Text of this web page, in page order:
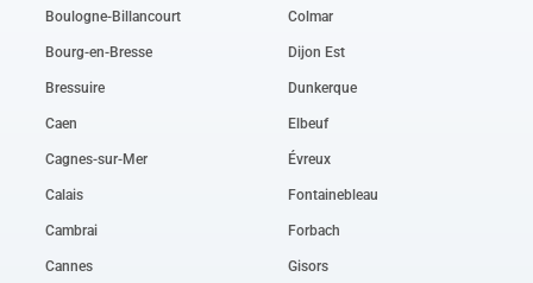
Boulogne-Billancourt
Bourg-en-Bresse
Bressuire
Caen
Cagnes-sur-Mer
Calais
Cambrai
Cannes
Colmar
Dijon Est
Dunkerque
Elbeuf
Évreux
Fontainebleau
Forbach
Gisors